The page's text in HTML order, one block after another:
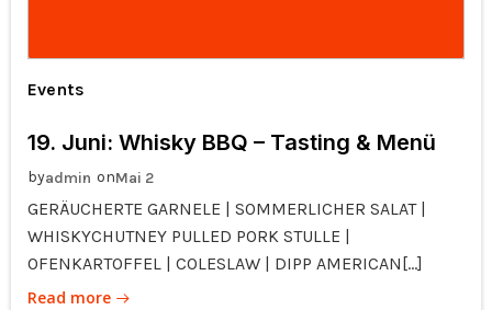
Events
19. Juni: Whisky BBQ – Tasting & Menü
byadmin onMai 2
GERÄUCHERTE GARNELE | SOMMERLICHER SALAT |
WHISKYCHUTNEY PULLED PORK STULLE |
OFENKARTOFFEL | COLESLAW | DIPP AMERICAN[…]
Read more